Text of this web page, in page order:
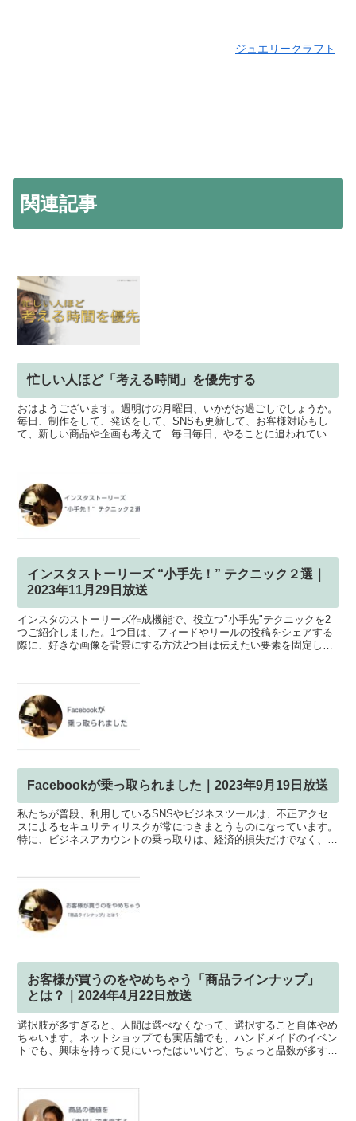
ジュエリークラフト
関連記事
忙しい人ほど「考える時間」を優先する
おはようございます。週明けの月曜日、いかがお過ごしでしょうか。
毎日、制作をして、発送をして、SNSも更新して、お客様対応もし
て、新しい商品や企画も考えて...毎日毎日、やることに追われている
インスタストーリーズ “小手先！” テクニック２選｜
2023年11月29日放送
インスタのストーリーズ作成機能で、役立つ"小手先"テクニックを2
つご紹介しました。1つ目は、フィードやリールの投稿をシェアする
際に、好きな画像を背景にする方法2つ目は伝えたい要素を固定して
Facebookが乗っ取られました｜2023年9月19日放送
私たちが普段、利用しているSNSやビジネスツールは、不正アクセ
スによるセキュリティリスクが常につきまとうものになっています。
特に、ビジネスアカウントの乗っ取りは、経済的損失だけでなく、ブ
お客様が買うのをやめちゃう「商品ラインナップ」
とは？｜2024年4月22日放送
選択肢が多すぎると、人間は選べなくなって、選択すること自体やめ
ちゃいます。ネットショップでも実店舗でも、ハンドメイドのイベン
トでも、興味を持って見にいったはいいけど、ちょっと品数が多すぎ